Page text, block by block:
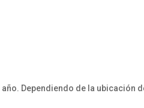
Dependiendo de la ubicación